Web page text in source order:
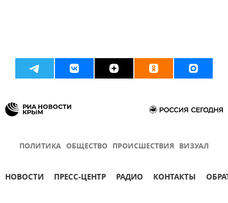
ПОЛИТИКА ОБЩЕСТВО ПРОИСШЕСТВИЯ ВИЗУАЛ
НОВОСТИ ПРЕСС-ЦЕНТР РАДИО КОНТАКТЫ